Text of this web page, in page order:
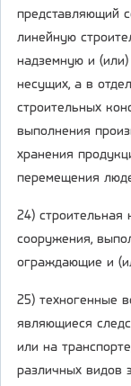
представляющий
линейную
надземную и
несущих, а в
строительных
выполнения
хранения
перемещения
24) строительная
сооружения,
ограждающие и
25) техногенные
являющиеся
или на
различных видов